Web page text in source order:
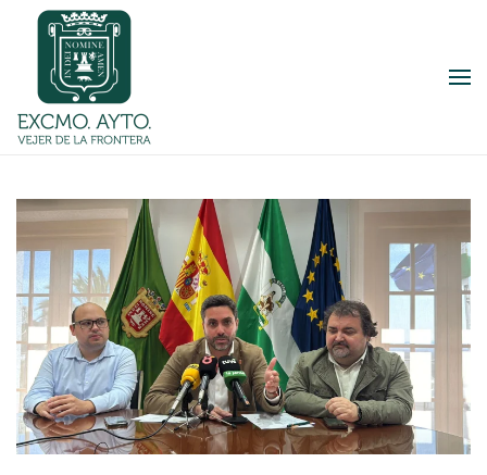
Skip to main content